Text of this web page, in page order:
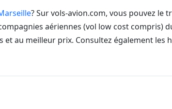
? Sur vols-avion.com, vous pouvez le
aériennes (vol low cost compris)
au meilleur prix. Consultez également les